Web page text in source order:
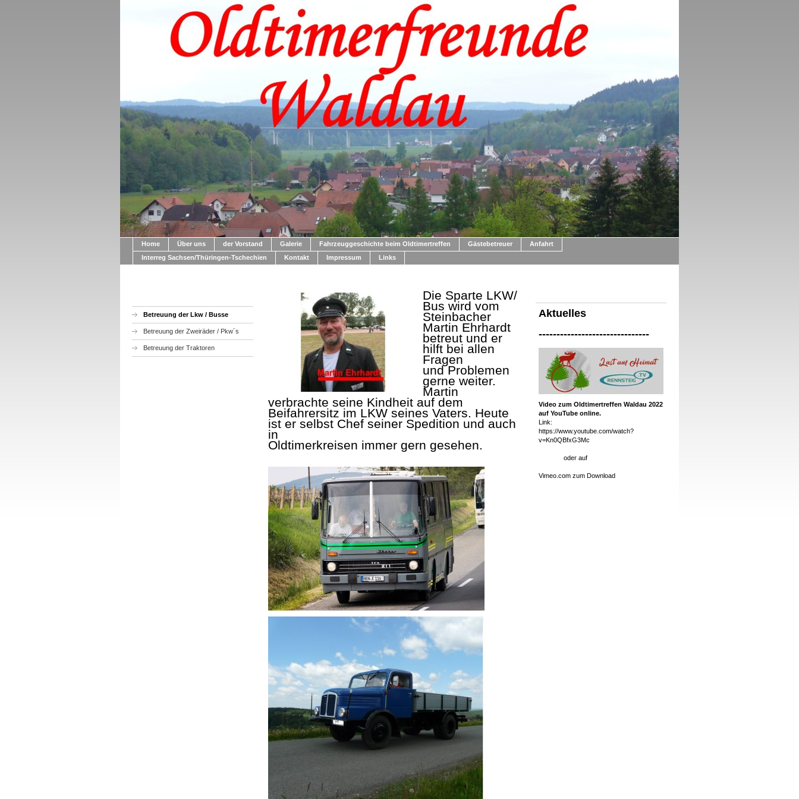
Home Über uns der Vorstand Galerie Fahrzeuggeschichte beim Oldtimertreffen Gästebetreuer
Anfahrt
Interreg Sachsen/Thüringen-Tschechien
Kontakt Impressum Links
Betreuung der Lkw / Busse
Betreuung der Zweiräder / Pkw´s
Betreuung der Traktoren
Die Sparte LKW/
Bus wird vom
Steinbacher
Martin Ehrhardt
betreut und er
hilft bei allen
Fragen
und Problemen
gerne weiter.
Martin
verbrachte seine Kindheit auf dem
Beifahrersitz im LKW seines Vaters. Heute
ist er selbst Chef seiner Spedition und auch
in
Oldtimerkreisen immer gern gesehen.
Aktuelles
-------------------------------
Video zum Oldtimertreffen Waldau 2022
auf YouTube online.
Link:
https://www.youtube.com/watch?
v=Kn0QBfxG3Mc
oder auf
Vimeo.com zum Download